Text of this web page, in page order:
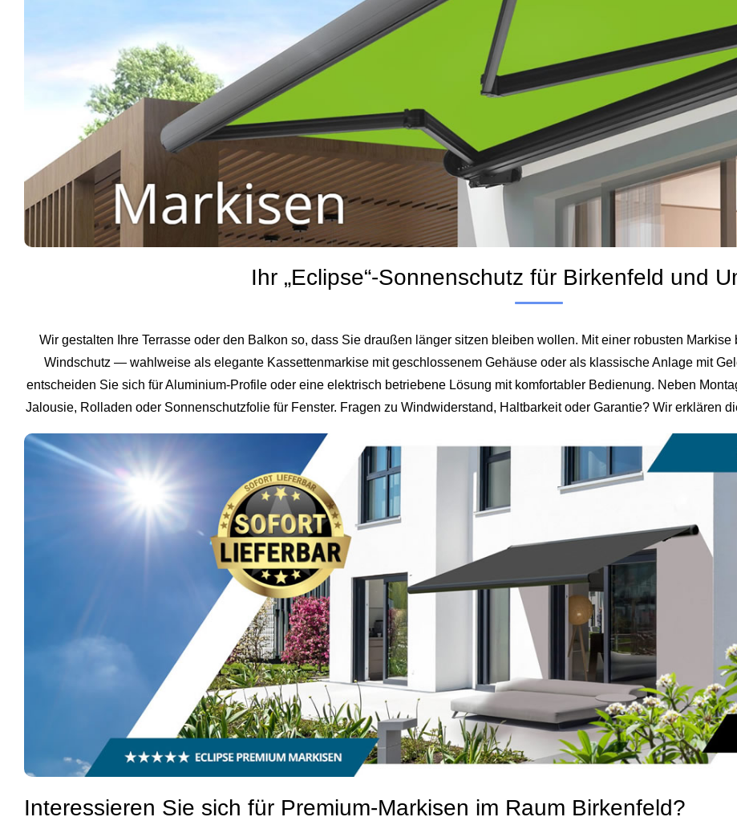
Ihr „Eclipse“-Sonnenschutz für Birkenfeld und
Wir gestalten Ihre Terrasse oder den Balkon so, dass Sie draußen länger sitzen bleiben wollen. Mit einer robusten
Windschutz — wahlweise als elegante Kassettenmarkise mit geschlossenem Gehäuse oder als klassische Anlage mit
entscheiden Sie sich für Aluminium-Profile oder eine elektrisch betriebene Lösung mit komfortabler Bedienung. Neben
Jalousie, Rolladen oder Sonnenschutzfolie für Fenster. Fragen zu Windwiderstand, Haltbarkeit oder Garantie? Wir erklären
Interessieren Sie sich für Premium-Markisen im Raum Birkenfeld?